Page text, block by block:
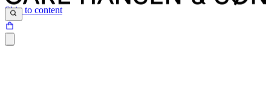
Skip to content